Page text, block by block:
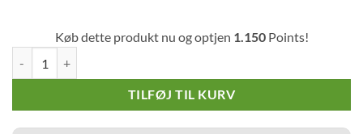
Køb dette produkt nu og optjen 1.150Points!
TILFØJ TIL KURV